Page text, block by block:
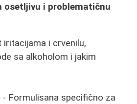
osetljivu i problematičnu
i crvenilu,
sa alkoholom i jakim
- Formulisana specifično za